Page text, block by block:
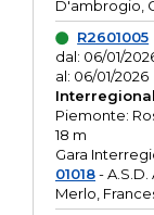
D'ambrogio,
R2601005
dal: 06/01/
al: 06/01/2026
Piemonte:
18 m
Gara
01018-
Merlo,